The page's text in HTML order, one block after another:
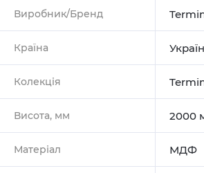
Виробник/Бренд
Країна
Колекція
Висота, мм 2000
Матеріал МДФ